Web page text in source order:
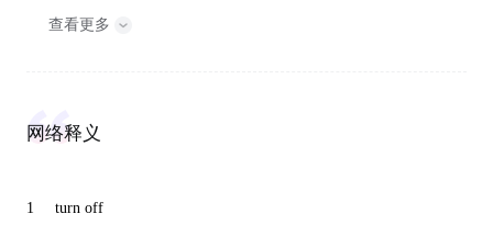
查看更多
网络释义
1 turn off